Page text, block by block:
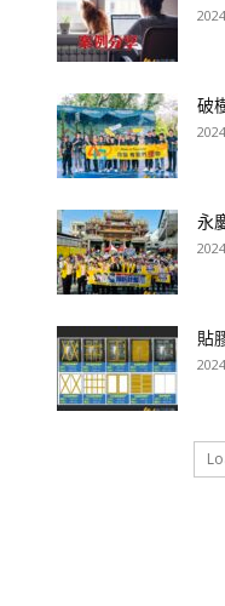
破
永
貼